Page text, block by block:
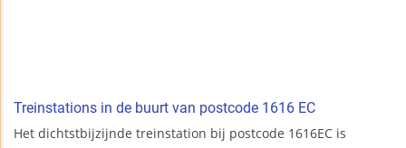
Treinstations in de buurt van postcode 1616 EC
Het dichtstbijzijnde treinstation bij postcode 1616EC is